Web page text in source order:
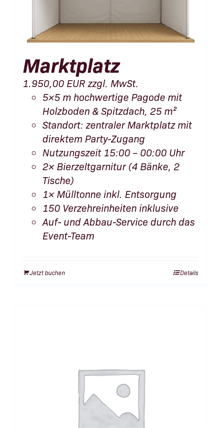
Marktplatz
1.950,00 EURzzgl. MwSt.
5×5 m hochwertige Pagode mit
Holzboden & Spitzdach, 25 m²
Standort: zentraler Marktplatz mit
direktem Party-Zugang
Nutzungszeit 15:00 – 00:00 Uhr
2× Bierzeltgarnitur (4 Bänke, 2
Tische)
1× Mülltonne inkl. Entsorgung
150 Verzehreinheiten inklusive
Auf- und Abbau-Service durch das
Event-Team
Jetzt buchen Details